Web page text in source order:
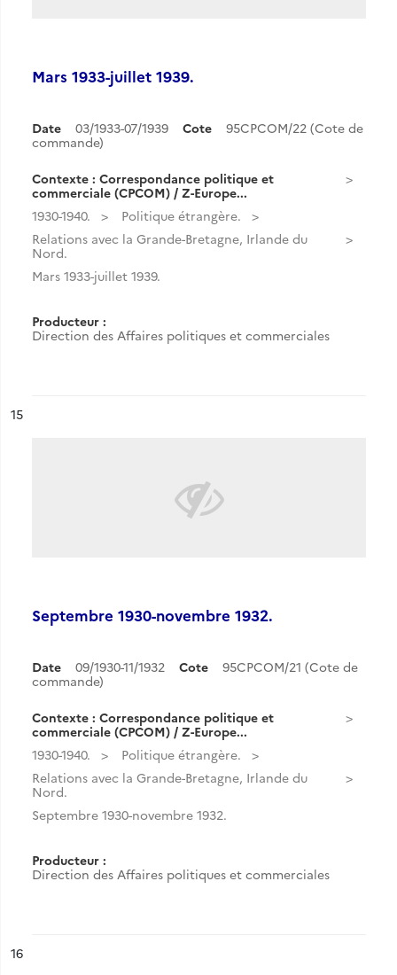
Mars 1933-juillet 1939.
Date 03/1933-07/1939 Cote
95CPCOM/22 (Cote de
commande)
Contexte : Correspondance politique et
commerciale (CPCOM) / Z-Europe...
1930-1940.
Politique étrangère.
Relations avec la Grande-Bretagne, Irlande du
Nord.
Mars 1933-juillet 1939.
Producteur :
Direction des Affaires politiques et commerciales
n°
15
Septembre 1930-novembre 1932.
Date 09/1930-11/1932 Cote
95CPCOM/21 (Cote de
commande)
Contexte : Correspondance politique et
commerciale (CPCOM) / Z-Europe...
1930-1940.
Politique étrangère.
Relations avec la Grande-Bretagne, Irlande du
Nord.
Septembre 1930-novembre 1932.
Producteur :
Direction des Affaires politiques et commerciales
n°
16